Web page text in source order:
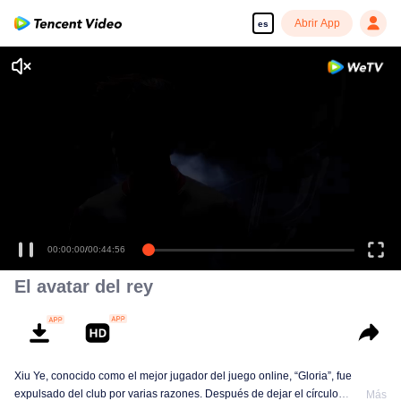
es Abrir App
00:00:00/00:44:56
El avatar del rey
Xiu Ye, conocido como el mejor jugador del juego online, “Gloria”, fue
expulsado del club por varias razones. Después de dejar el círculo
Más